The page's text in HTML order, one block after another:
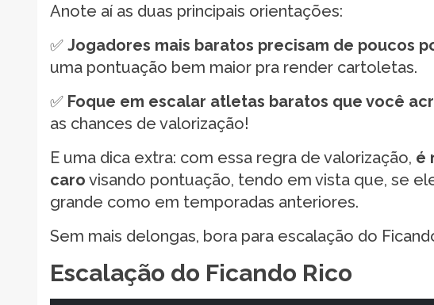
Anote aí as duas principais orientações:
✅ Jogadores mais baratos precisam de poucos
uma pontuação bem maior pra render cartoletas.
✅ Foque em escalar atletas baratos que você
as chances de valorização!
E uma dica extra: com essa regra de valorização, é
caro visando pontuação, tendo em vista que, se
grande como em temporadas anteriores.
Sem mais delongas, bora para escalação do
Escalação do Ficando Rico